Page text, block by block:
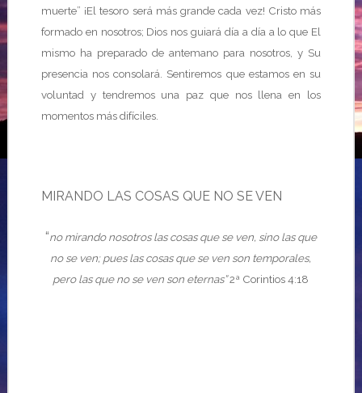
muerte” ¡El tesoro será más grande cada vez! Cristo más
formado en nosotros; Dios nos guiará día a día a lo que El
mismo ha preparado de antemano para nosotros, y Su
presencia nos consolará. Sentiremos que estamos en su
voluntad y tendremos una paz que nos llena en los
momentos más difíciles.
MIRANDO LAS COSAS QUE NO SE VEN
“no mirando nosotros las cosas que se ven, sino las que
no se ven; pues las cosas que se ven son temporales,
pero las que no se ven son eternas”2ª Corintios 4:18